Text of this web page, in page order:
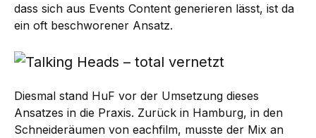
dass sich aus Events Content generieren lässt, ist da
ein oft beschworener Ansatz.
Diesmal stand HuF vor der Umsetzung dieses
Ansatzes in die Praxis. Zurück in Hamburg, in den
Schneideräumen von eachfilm, musste der Mix an